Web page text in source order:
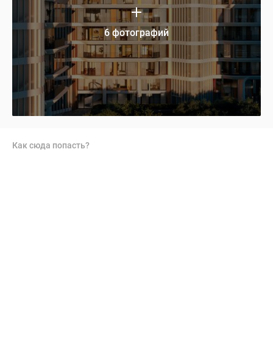
6 фотографий
Как сюда попасть?